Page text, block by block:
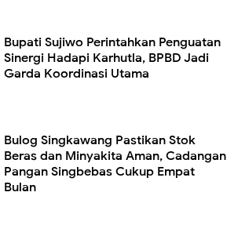
Bupati Sujiwo Perintahkan Penguatan
Sinergi Hadapi Karhutla, BPBD Jadi
Garda Koordinasi Utama
Bulog Singkawang Pastikan Stok
Beras dan Minyakita Aman, Cadangan
Pangan Singbebas Cukup Empat
Bulan